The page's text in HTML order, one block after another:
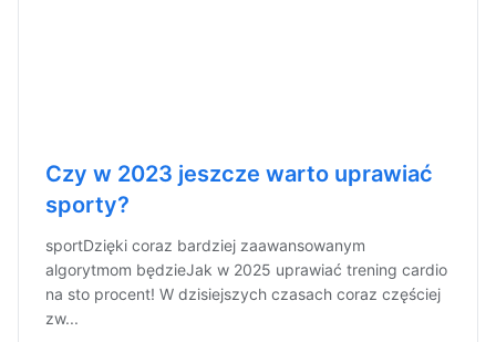
Czy w 2023 jeszcze warto uprawiać
sporty?
sportDzięki coraz bardziej zaawansowanym
algorytmom będzieJak w 2025 uprawiać trening cardio
na sto procent! W dzisiejszych czasach coraz częściej
zw...